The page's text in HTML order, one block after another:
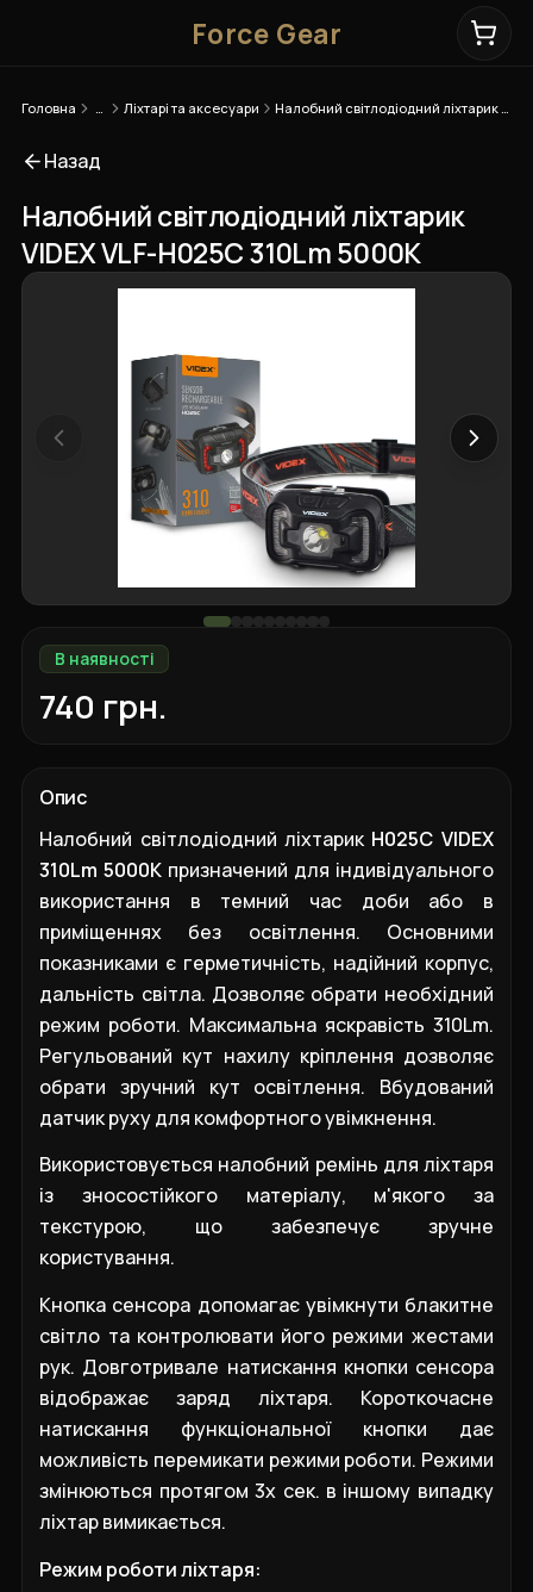
Force Gear
Головна Ліхтарі та аксесуари
Назад
Налобний світлодіодний ліхтарик
VIDEX VLF-H025C 310Lm 5000K
В наявності
740 грн.
Опис
Налобний світлодіодний ліхтарик H025C VIDEX
310Lm 5000K призначений для індивідуального
використання в темний час доби або в
приміщеннях без освітлення. Основними
показниками є герметичність, надійний корпус,
дальність світла. Дозволяє обрати необхідний
режим роботи. Максимальна яскравість 310Lm.
Регульований кут нахилу кріплення дозволяє
обрати зручний кут освітлення. Вбудований
датчик руху для комфортного увімкнення.
Використовується налобний ремінь для ліхтаря
із зносостійкого матеріалу, м'якого за
текстурою, що забезпечує зручне
користування.
Кнопка сенсора допомагає увімкнути блакитне
світло та контролювати його режими жестами
рук. Довготривале натискання кнопки сенсора
відображає заряд ліхтаря. Короткочасне
натискання функціональної кнопки дає
можливість перемикати режими роботи. Режими
змінюються протягом 3х сек. в іншому випадку
ліхтар вимикається.
Режим роботи ліхтаря: